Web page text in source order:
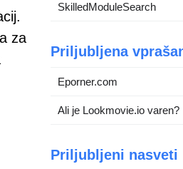
za
SkilledModuleSearch
Priljubljena
Eporner.com
Ali je Lookmovie.io varen?
Priljubljeni nasveti